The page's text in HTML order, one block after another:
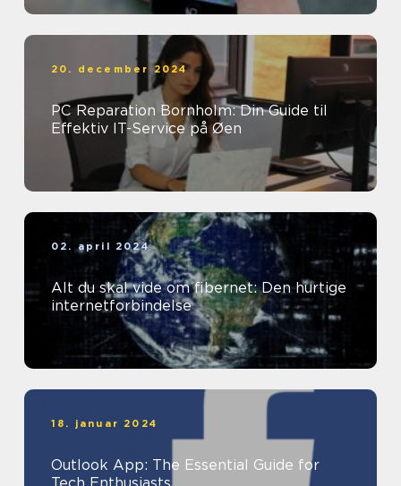
20. december 2024
PC Reparation Bornholm: Din Guide til
Effektiv IT-Service på Øen
02. april 2024
Alt du skal vide om fibernet: Den hurtige
internetforbindelse
18. januar 2024
Outlook App: The Essential Guide for